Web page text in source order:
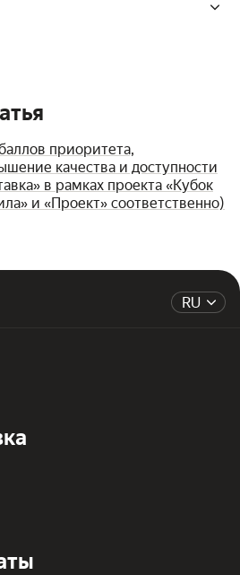
приоритета,
качества и доступности
в рамках проекта «Кубок
и «Проект» соответственно)
RU